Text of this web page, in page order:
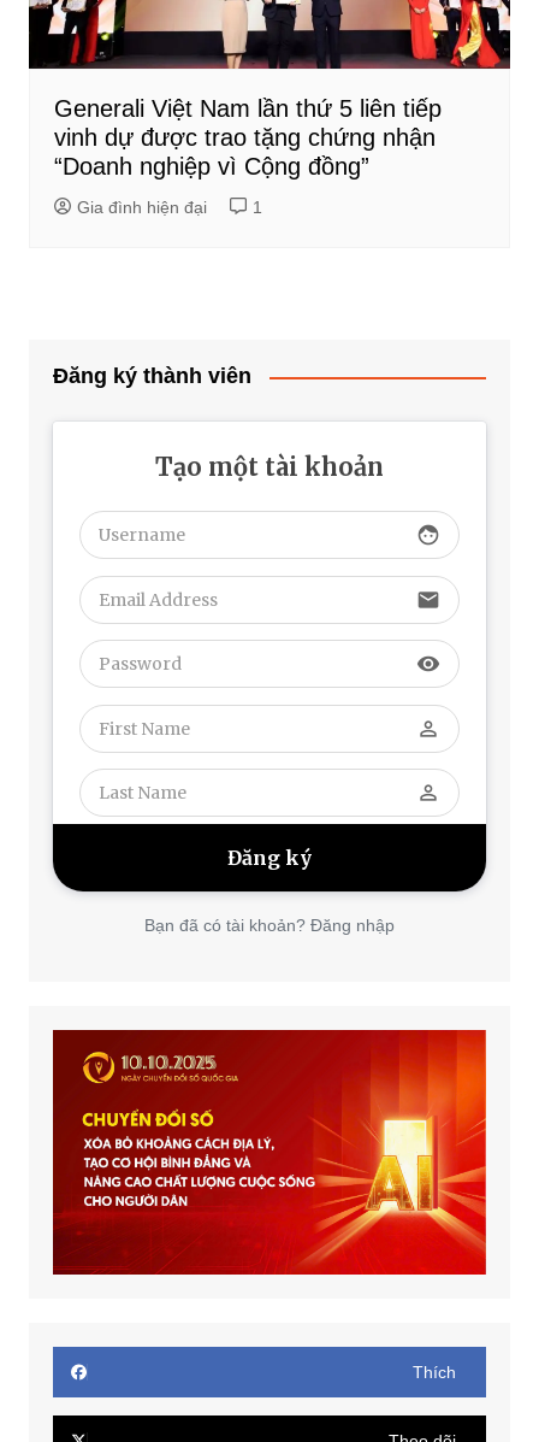
Generali Việt Nam lần thứ 5 liên tiếp
vinh dự được trao tặng chứng nhận
“Doanh nghiệp vì Cộng đồng”
Gia đình hiện đại 1
Đăng ký thành viên
Tạo một tài khoản
face
email
visibility
perm_identity
perm_identity
Bạn đã có tài khoản? Đăng nhập
Thích